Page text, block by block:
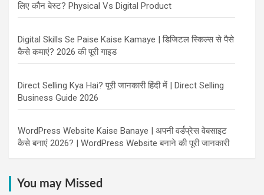
लिए कौन बेस्ट? Physical Vs Digital Product
Digital Skills Se Paise Kaise Kamaye | डिजिटल स्किल्स से पैसे
कैसे कमाएं? 2026 की पूरी गाइड
Direct Selling Kya Hai? पूरी जानकारी हिंदी में | Direct Selling
Business Guide 2026
WordPress Website Kaise Banaye | अपनी वर्डप्रेस वेबसाइट
कैसे बनाएं 2026? | WordPress Website बनाने की पूरी जानकारी
You may Missed